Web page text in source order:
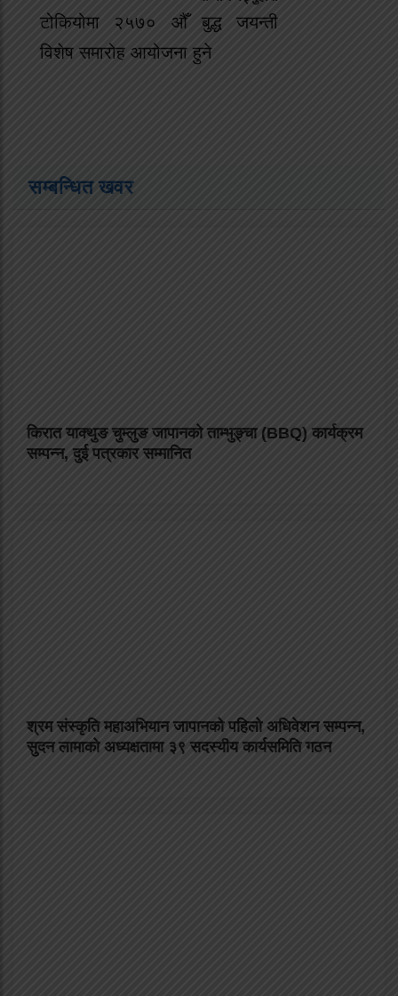
टोकियोमा २५७० औँ बुद्ध जयन्ती
विशेष समारोह आयोजना हुने
सम्बन्धित खवर
किरात याक्थुङ चुम्लुङ जापानको ताम्भुङ्चा (BBQ) कार्यक्रम
सम्पन्न, दुई पत्रकार सम्मानित
श्रम संस्कृति महाअभियान जापानको पहिलो अधिवेशन सम्पन्न,
सुदन लामाको अध्यक्षतामा ३९ सदस्यीय कार्यसमिति गठन